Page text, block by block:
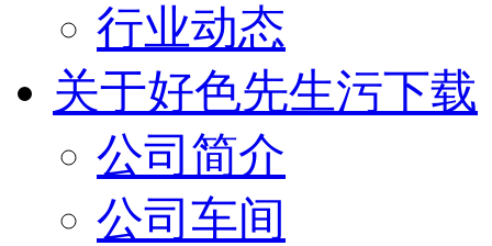
行业动态
关于好色先生污下载
公司简介
公司车间